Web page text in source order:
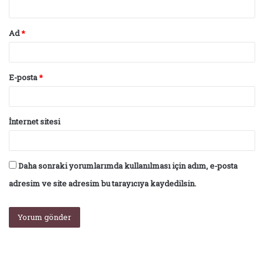
Ad*
E-posta*
İnternet sitesi
Daha sonraki yorumlarımda kullanılması için adım, e-posta
adresim ve site adresim bu tarayıcıya kaydedilsin.